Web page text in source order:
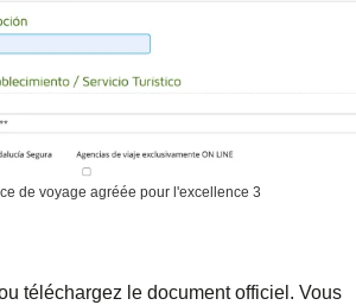
de voyage agréée pour l'excellence 3
téléchargez le document officiel. Vous